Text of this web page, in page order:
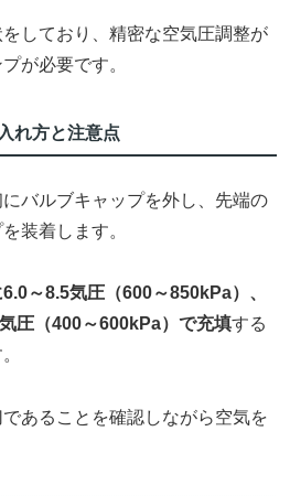
しており、精密な空気圧調整が
が必要です。
れ方と注意点
バルブキャップを外し、先端の
装着します。
～8.5気圧（600～850kPa）、
圧（400～600kPa）で充填する
あることを確認しながら空気を